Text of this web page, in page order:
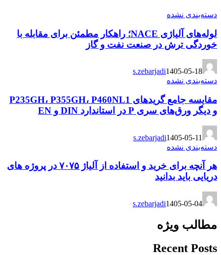
دسته‌بندی نشده
لوله‌های آلیاژی NACE؛ راهکار مطمئن برای مقابله با
خوردگی ترش در صنعت نفت و گاز
s.zebarjadi1405-05-18
دسته‌بندی نشده
مقایسه جامع گریدهای P235GH، P355GH، P460NL1
و دیگر ورق‌های سری P در استاندارد DIN و EN
s.zebarjadi1405-05-11
دسته‌بندی نشده
هر آنچه برای خرید و استفاده از آلیاژ ۷۰۷۵ در پروژه های
دریایی باید بدانید
s.zebarjadi1405-05-04
مطالب ویژه
Recent Posts